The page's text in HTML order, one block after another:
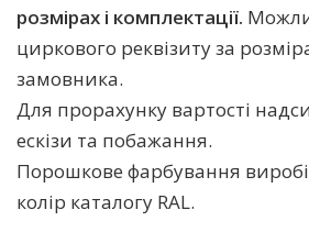
розмірах і комплектації.
циркового реквізиту за
замовника.
Для прорахунку вартості
ескізи та побажання.
Порошкове фарбування
колір каталогу RAL.